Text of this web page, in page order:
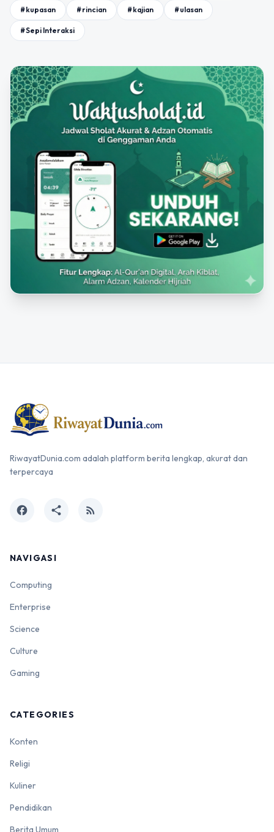
#kupasan #rincian #kajian #ulasan
#Sepi Interaksi
RiwayatDunia.com adalah platform berita lengkap, akurat dan
terpercaya
facebook share rss_feed
NAVIGASI
Computing
Enterprise
Science
Culture
Gaming
CATEGORIES
Konten
Religi
Kuliner
Pendidikan
Berita Umum